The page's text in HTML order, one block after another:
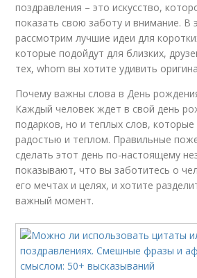
поздравления – это искусство,
показать свою заботу и внимание. В
рассмотрим лучшие идеи для
которые подойдут для близких,
тех, whom вы хотите удивить
Почему важны слова в День
Каждый человек ждет в свой день
подарков, но и теплых слов,
радостью и теплом. Правильные
сделать этот день по-настоящему
показывают, что вы заботитесь о
его мечтах и целях, и хотите
важный момент.